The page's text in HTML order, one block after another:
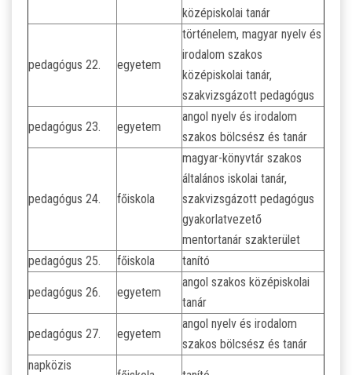
középiskolai tanár
pedagógus 22. egyetem
történelem, magyar nyelv és
irodalom szakos
középiskolai tanár,
szakvizsgázott pedagógus
pedagógus 23. egyetem
angol nyelv és irodalom
szakos bölcsész és tanár
pedagógus 24. főiskola
magyar-könyvtár szakos
általános iskolai tanár,
szakvizsgázott pedagógus
gyakorlatvezető
mentortanár szakterület
pedagógus 25.
főiskola tanító
pedagógus 26. egyetem
angol szakos középiskolai
tanár
pedagógus 27. egyetem
angol nyelv és irodalom
szakos bölcsész és tanár
napközis